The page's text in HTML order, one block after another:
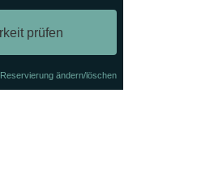
Reservierung ändern/löschen